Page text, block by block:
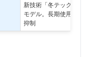
新技術「冬テック」で
モデル。長期使用後も
抑制